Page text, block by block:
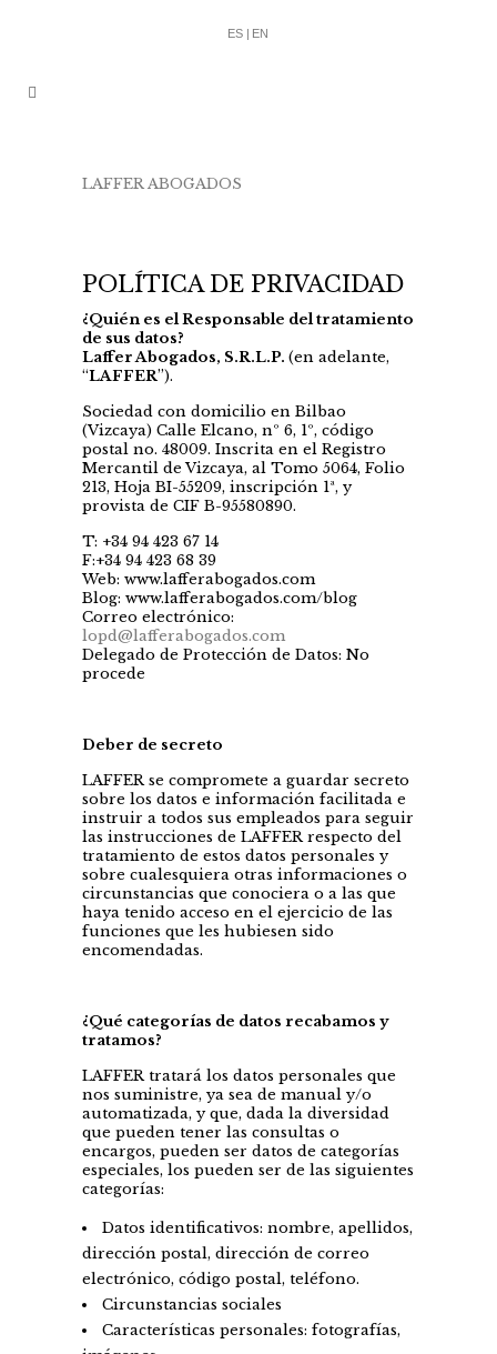
ES | EN
LAFFER ABOGADOS
POLÍTICA DE PRIVACIDAD
¿Quién es el Responsable del tratamiento
de sus datos?
Laffer Abogados, S.R.L.P. (en adelante,
“LAFFER”).
Sociedad con domicilio en Bilbao
(Vizcaya) Calle Elcano, nº 6, 1º, código
postal no. 48009. Inscrita en el Registro
Mercantil de Vizcaya, al Tomo 5064, Folio
213, Hoja BI-55209, inscripción 1ª, y
provista de CIF B-95580890.
T: +34 94 423 67 14
F:+34 94 423 68 39
Web: www.lafferabogados.com
Blog: www.lafferabogados.com/blog
Correo electrónico:
lopd@lafferabogados.com
Delegado de Protección de Datos: No
procede
Deber de secreto
LAFFER se compromete a guardar secreto
sobre los datos e información facilitada e
instruir a todos sus empleados para seguir
las instrucciones de LAFFER respecto del
tratamiento de estos datos personales y
sobre cualesquiera otras informaciones o
circunstancias que conociera o a las que
haya tenido acceso en el ejercicio de las
funciones que les hubiesen sido
encomendadas.
¿Qué categorías de datos recabamos y
tratamos?
LAFFER tratará los datos personales que
nos suministre, ya sea de manual y/o
automatizada, y que, dada la diversidad
que pueden tener las consultas o
encargos, pueden ser datos de categorías
especiales, los pueden ser de las siguientes
categorías:
Datos identificativos: nombre, apellidos,
dirección postal, dirección de correo
electrónico, código postal, teléfono.
Circunstancias sociales
Características personales: fotografías,